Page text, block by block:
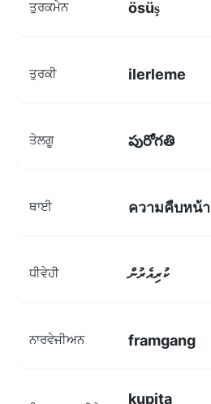
ਤੁਰਕਮੇਨ ösüş
ਤੁਰਕੀ ilerleme
ਤੇਲਗੂ పురోగతి
ਥਾਈ ความคืบหน้า
ਧੀਵੇਹੀ ކުރިއެރުން
ਨਾਰਵੇਜੀਅਨ framgang
kupita